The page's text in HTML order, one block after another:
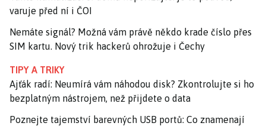
varuje před ní i ČOI
Nemáte signál? Možná vám právě někdo krade číslo přes
SIM kartu. Nový trik hackerů ohrožuje i Čechy
TIPY A TRIKY
Ajťák radí: Neumírá vám náhodou disk? Zkontrolujte si ho
bezplatným nástrojem, než přijdete o data
Poznejte tajemství barevných USB portů: Co znamenají